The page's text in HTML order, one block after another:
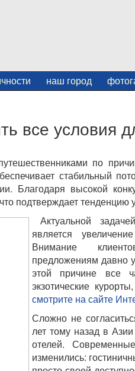
наш город
все условия
по
стабильный
Благодаря высокой
подтверждает
Актуальной
является
Внимание
предложениям давно
этой причине все
экзотические
смотрите на сайте
Сложно не
лет тому назад в
отелей.
изменились: